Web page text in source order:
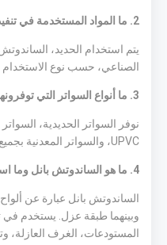
2. ما المواد المستخدمة في تنفيذ المظلات؟
الصناعي، حسب نوع الاستخدام
3. ما أنواع السواتر التي توفرونها؟
نوفر السواتر الحديدية،
UPVC، والسواتر المعدنية بجميع تصاميمها.
4. ما هو الساندوتش بانل وما استخداماته؟
الساندوتش بانل عبارة عن
وبينهما طبقة عزل. يستخدم في
المستودعات، الغرف العازلة،